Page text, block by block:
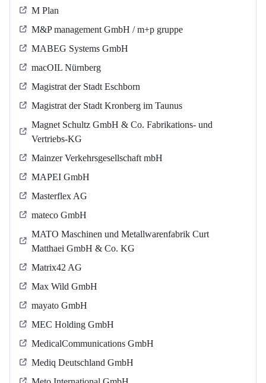
M Plan
M&P management GmbH / m+p gruppe
MABEG Systems GmbH
macOIL Nürnberg
Magistrat der Stadt Eschborn
Magistrat der Stadt Kronberg im Taunus
Magnet Schultz GmbH & Co. Fabrikations- und
Vertriebs-KG
Mainzer Verkehrsgesellschaft mbH
MAPEI GmbH
Masterflex AG
mateco GmbH
MATO Maschinen und Metallwarenfabrik Curt
Matthaei GmbH & Co. KG
Matrix42 AG
Max Wild GmbH
mayato GmbH
MEC Holding GmbH
MedicalCommunications GmbH
Mediq Deutschland GmbH